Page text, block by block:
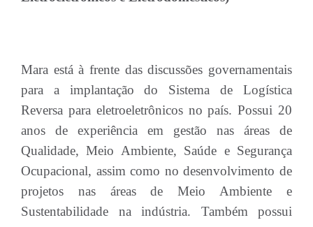
Mara está à frente das discussões governamentais
para a implantação do Sistema de Logística
Reversa para eletroeletrônicos no país. Possui 20
anos de experiência em gestão nas áreas de
Qualidade, Meio Ambiente, Saúde e Segurança
Ocupacional, assim como no desenvolvimento de
projetos nas áreas de Meio Ambiente e
Sustentabilidade na indústria. Também possui